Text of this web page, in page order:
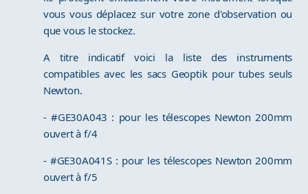
vous vous déplacez sur votre zone d'observation ou
que vous le stockez.
A titre indicatif voici la liste des instruments
compatibles avec les sacs Geoptik pour tubes seuls
Newton.
- #GE30A043 : pour les télescopes Newton 200mm
ouvert à f/4
- #GE30A041S : pour les télescopes Newton 200mm
ouvert à f/5